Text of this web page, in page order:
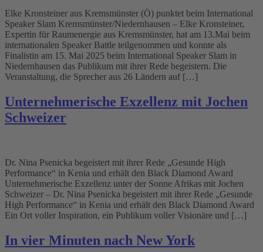
Elke Kronsteiner aus Kremsmünster (Ö) punktet beim International
Speaker Slam Kremsmünster/Niedernhausen – Elke Kronsteiner,
Expertin für Raumenergie aus Kremsmünster, hat am 13.Mai beim
internationalen Speaker Battle teilgenommen und konnte als
Finalistin am 15. Mai 2025 beim International Speaker Slam in
Niedernhausen das Publikum mit ihrer Rede begeistern. Die
Veranstaltung, die Sprecher aus 26 Ländern auf […]
Unternehmerische Exzellenz mit Jochen
Schweizer
Dr. Nina Psenicka begeistert mit ihrer Rede „Gesunde High
Performance“ in Kenia und erhält den Black Diamond Award
Unternehmerische Exzellenz unter der Sonne Afrikas mit Jochen
Schweizer – Dr. Nina Psenicka begeistert mit ihrer Rede „Gesunde
High Performance“ in Kenia und erhält den Black Diamond Award
Ein Ort voller Inspiration, ein Publikum voller Visionäre und […]
In vier Minuten nach New York